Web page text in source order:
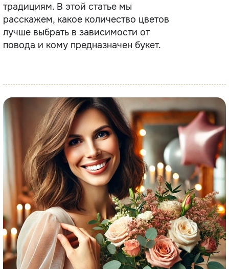
традициям. В этой статье мы
расскажем, какое количество цветов
лучше выбрать в зависимости от
повода и кому предназначен букет.